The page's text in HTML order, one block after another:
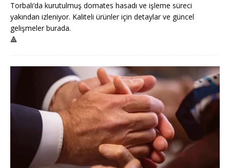
Torbalı’da kurutulmuş domates hasadı ve işleme süreci
yakından izleniyor. Kaliteli ürünler için detaylar ve güncel
gelişmeler burada.
🔺